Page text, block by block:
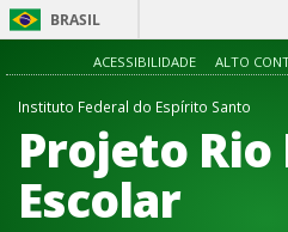
BRASIL
ACESSIBILIDADE ALTO
Instituto Federal do Espírito Santo
Projeto Rio
Escolar